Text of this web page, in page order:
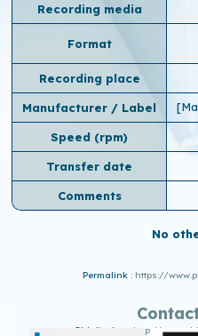
Recording media
Format
Recording place
Manufacturer / Label
Speed ​​(rpm)
Transfer date
Comments
No
Permalink : https://
Old display : http://